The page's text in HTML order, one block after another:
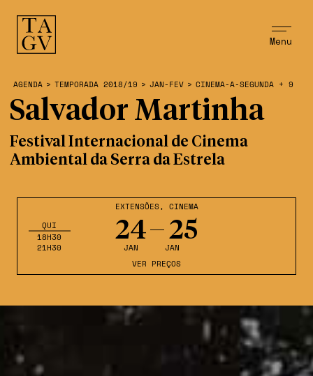
Menu
EXTENSÕES, CINEMA
24
JAN
25
JAN
QUI
18H30
21H30
VER PREÇOS
AGENDA > TEMPORADA 2018/19 > JAN-FEV > CINEMA-A-SEGUNDA + 9
Salvador Martinha
Festival Internacional de Cinema
Ambiental da Serra da Estrela